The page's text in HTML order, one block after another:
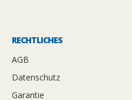
RECHTLICHES
AGB
Datenschutz
Garantie